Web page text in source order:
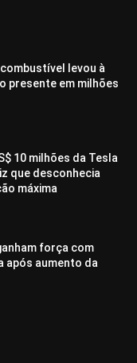
levou à
presente em milhões
10 milhões da Tesla
que desconhecia
máxima
força com
após aumento da